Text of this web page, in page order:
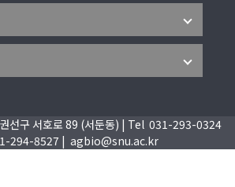
선구 서호로 89 (서둔동) | Tel 031-293-0324
294-8527 | agbio@snu.ac.kr